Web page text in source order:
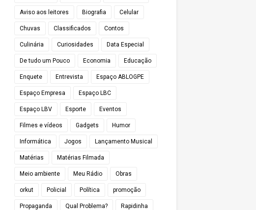
Aviso aos leitores Biografia Celular
Chuvas Classificados Contos
Culinária Curiosidades Data Especial
De tudo um Pouco Economia Educação
Enquete Entrevista Espaço ABLOGPE
Espaço Empresa Espaço LBC
Espaço LBV Esporte Eventos
Filmes e vídeos Gadgets Humor
Informática Jogos Lançamento Musical
Matérias Matérias Filmada
Meio ambiente Meu Rádio Obras
orkut Policial Política promoção
Propaganda Qual Problema? Rapidinha